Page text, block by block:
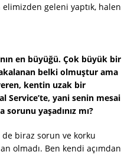
geleni yaptık, halen
en büyüğü. Çok büyük bir
belki olmuştur ama
kentin uzak bir
Service’te, yani senin mesai
yaşadınız mı?
de biraz sorun ve korku
olmadı. Ben kendi açımdan